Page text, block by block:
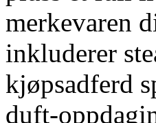
merkevaren
inkluderer
kjøpsadferd
duft-